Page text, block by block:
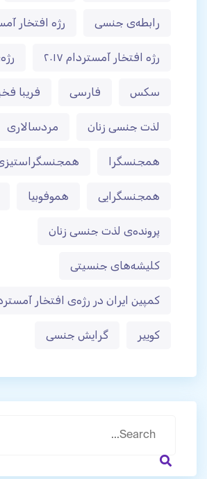
رابطه‌ی جنسی رژه افتخار
رژه افتخار آمستردام ۲۰۱۷
سکس فارسی فریبا
لذت جنسی زنان مردسالاری
همجنسگرا
همجنسگرایی هموفوبیا
پرونده‌ی لذت جنسی زنان
کلیشه‌های جنسیتی
کمپین ایران در رژه‌ی افتخار
کوییر گرایش جنسی